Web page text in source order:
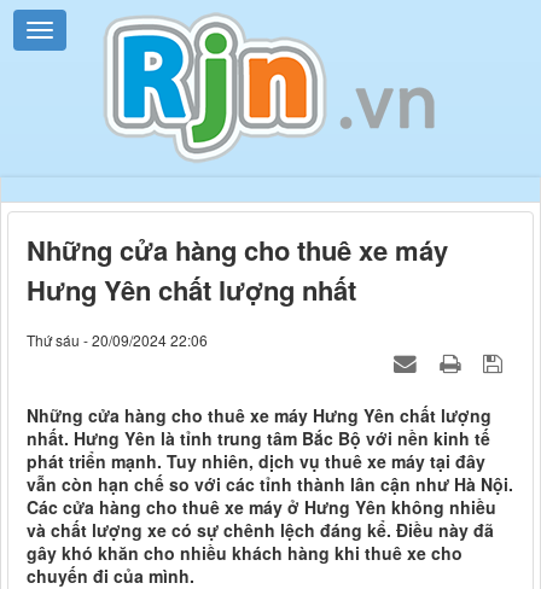
Những cửa hàng cho thuê xe máy
Hưng Yên chất lượng nhất
Thứ sáu - 20/09/2024 22:06
Những cửa hàng cho thuê xe máy Hưng Yên chất lượng
nhất. Hưng Yên là tỉnh trung tâm Bắc Bộ với nền kinh tế
phát triển mạnh. Tuy nhiên, dịch vụ thuê xe máy tại đây
vẫn còn hạn chế so với các tỉnh thành lân cận như Hà Nội.
Các cửa hàng cho thuê xe máy ở Hưng Yên không nhiều
và chất lượng xe có sự chênh lệch đáng kể. Điều này đã
gây khó khăn cho nhiều khách hàng khi thuê xe cho
chuyến đi của mình.